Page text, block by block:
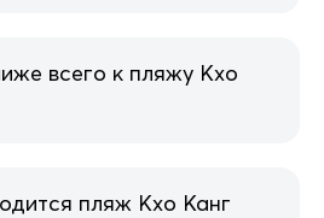
всего к пляжу Кхо
пляж Кхо Канг